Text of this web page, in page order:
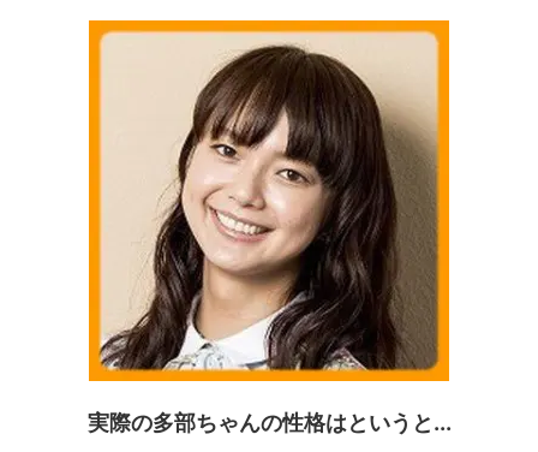
実際の多部ちゃんの性格はというと...